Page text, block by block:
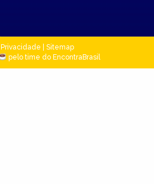
Privacidade
Sitemap
pelo time do EncontraBrasil